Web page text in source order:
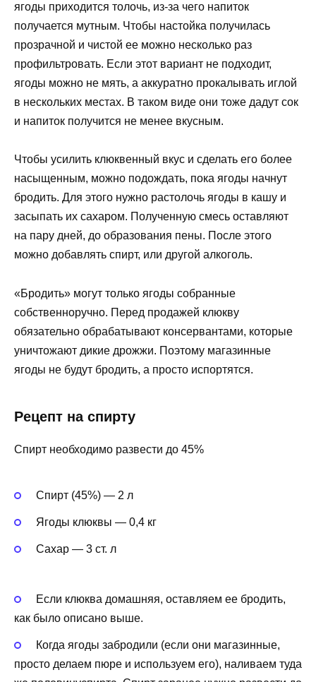
ягоды приходится толочь, из-за чего напиток
получается мутным. Чтобы настойка получилась
прозрачной и чистой ее можно несколько раз
профильтровать. Если этот вариант не подходит,
ягоды можно не мять, а аккуратно прокалывать иглой
в нескольких местах. В таком виде они тоже дадут сок
и напиток получится не менее вкусным.
Чтобы усилить клюквенный вкус и сделать его более
насыщенным, можно подождать, пока ягоды начнут
бродить. Для этого нужно растолочь ягоды в кашу и
засыпать их сахаром. Полученную смесь оставляют
на пару дней, до образования пены. После этого
можно добавлять спирт, или другой алкоголь.
«Бродить» могут только ягоды собранные
собственноручно. Перед продажей клюкву
обязательно обрабатывают консервантами, которые
уничтожают дикие дрожжи. Поэтому магазинные
ягоды не будут бродить, а просто испортятся.
Рецепт на спирту
Спирт необходимо развести до 45%
Спирт (45%) — 2 л
Ягоды клюквы — 0,4 кг
Сахар — 3 ст. л
Если клюква домашняя, оставляем ее бродить,
как было описано выше.
Когда ягоды забродили (если они магазинные,
просто делаем пюре и используем его), наливаем туда